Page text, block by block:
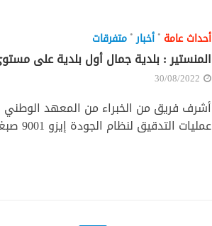
أحداث عامة • أخبار• متفرقات
المنستير : بلدية جمال أول بلدية على
30/08/2022
عمليات التدقيق لنظام الجودة إيزو 9001 صبغة 2015 الذي إنطلقت في تركيزه بلدية...